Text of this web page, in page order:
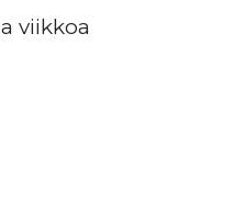
viikkoa